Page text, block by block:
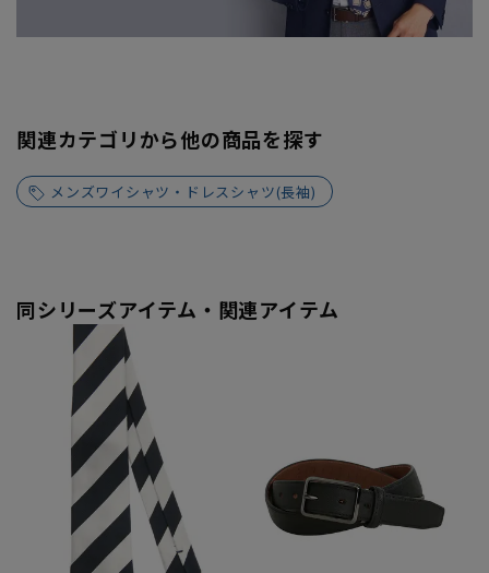
関連カテゴリから他の商品を探す
メンズワイシャツ・ドレスシャツ(長袖)
同シリーズアイテム・関連アイテム